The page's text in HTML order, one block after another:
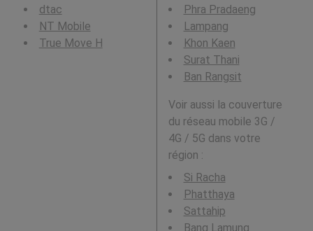
dtac
NT Mobile
True Move H
Phra Pradaeng
Lampang
Khon Kaen
Surat Thani
Ban Rangsit
Voir aussi la couverture
du réseau mobile 3G /
4G / 5G dans votre
région :
Si Racha
Phatthaya
Sattahip
Bang Lamung